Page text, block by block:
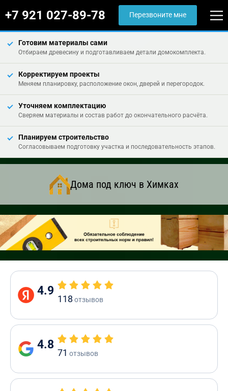
+7 921 027-89-78 Перезвоните мне
Готовим материалы сами
Отбираем древесину и подготавливаем детали домокомплекта.
Корректируем проекты
Меняем планировку, расположение окон, дверей и перегородок.
Уточняем комплектацию
Сверяем материалы и состав работ до окончательного расчёта.
Планируем строительство
Согласовываем подготовку участка и последовательность этапов.
Дома под ключ в Химках
4.9
118 отзывов
4.8
71 отзывов